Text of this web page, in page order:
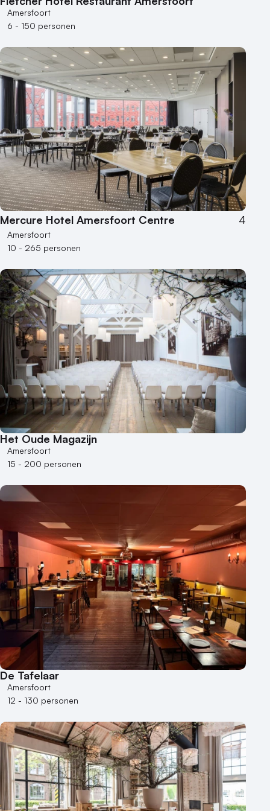
Theater
Varende locatie
Amersfoort
6 - 150 personen
Mercure Hotel Amersfoort Centre 4
Amersfoort
10 - 265 personen
Het Oude Magazijn
Amersfoort
15 - 200 personen
De Tafelaar
Amersfoort
12 - 130 personen